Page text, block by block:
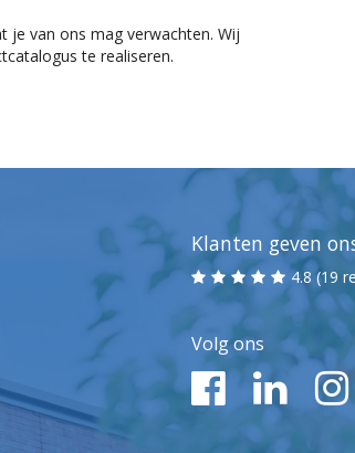
je van ons mag verwachten. Wij
te realiseren.
Klanten geven
4.8 (19
Volg ons